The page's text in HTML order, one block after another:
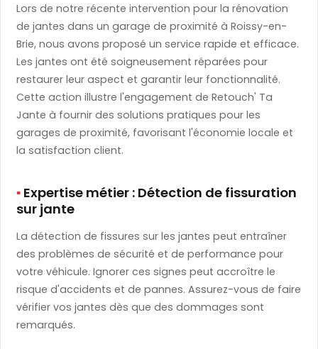
Lors de notre récente intervention pour la rénovation
de jantes dans un garage de proximité à Roissy-en-
Brie, nous avons proposé un service rapide et efficace.
Les jantes ont été soigneusement réparées pour
restaurer leur aspect et garantir leur fonctionnalité.
Cette action illustre l'engagement de Retouch' Ta
Jante à fournir des solutions pratiques pour les
garages de proximité, favorisant l'économie locale et
la satisfaction client.
▪️​ Expertise métier : Détection de fissuration
sur jante
La détection de fissures sur les jantes peut entraîner
des problèmes de sécurité et de performance pour
votre véhicule. Ignorer ces signes peut accroître le
risque d'accidents et de pannes. Assurez-vous de faire
vérifier vos jantes dès que des dommages sont
remarqués.